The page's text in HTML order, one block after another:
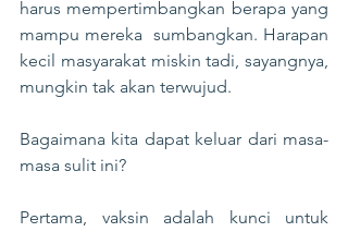
harus mempertimbangkan berapa yang
mampu mereka  sumbangkan. Harapan
kecil masyarakat miskin tadi, sayangnya,
mungkin tak akan terwujud.
Bagaimana kita dapat keluar dari masa-
masa sulit ini?
Pertama, vaksin adalah kunci untuk